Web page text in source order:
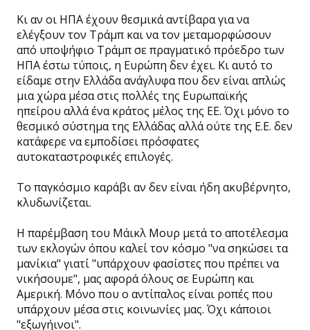
Κι αν οι ΗΠΑ έχουν θεσμικά αντίβαρα για να
ελέγξουν τον Τράμπ και να τον μεταμορφώσουν
από υποψήφιο Τράμπ σε πραγματικό πρόεδρο των
ΗΠΑ έστω τύποις, η Ευρώπη δεν έχει. Κι αυτό το
είδαμε στην Ελλάδα ανάγλυφα που δεν είναι απλώς
μια χώρα μέσα στις πολλές της Ευρωπαϊκής
ηπείρου αλλά ένα κράτος μέλος της ΕΕ. Όχι μόνο το
θεσμικό σύστημα της Ελλάδας αλλά ούτε της Ε.Ε. δεν
κατάφερε να εμποδίσει πρόσφατες
αυτοκαταστροφικές επιλογές.
Το παγκόσμιο καράβι αν δεν είναι ήδη ακυβέρνητο,
κλυδωνίζεται.
Η παρέμβαση του Μάικλ Μουρ μετά το αποτέλεσμα
των εκλογών όπου καλεί τον κόσμο "να σηκώσει τα
μανίκια" γιατί "υπάρχουν φασίστες που πρέπει να
νικήσουμε", μας αφορά όλους σε Ευρώπη και
Αμερική. Μόνο που ο αντίπαλος είναι ροπές που
υπάρχουν μέσα στις κοινωνίες μας. Όχι κάποιοι
"εξωγήινοι".